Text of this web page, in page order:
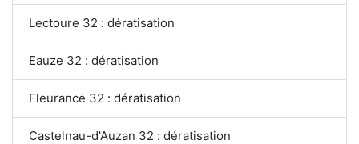
Lectoure 32 : dératisation
Eauze 32 : dératisation
Fleurance 32 : dératisation
Castelnau-d'Auzan 32 : dératisation